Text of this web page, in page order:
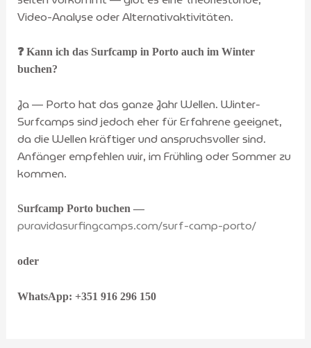
Video-Analyse oder Alternativaktivitäten.
❓ Kann ich das Surfcamp in Porto auch im Winter
buchen?
Ja — Porto hat das ganze Jahr Wellen. Winter-
Surfcamps sind jedoch eher für Erfahrene geeignet,
da die Wellen kräftiger und anspruchsvoller sind.
Anfänger empfehlen wir, im Frühling oder Sommer zu
kommen.
Surfcamp Porto buchen —
puravidasurfingcamps.com/surf-camp-porto/
oder
WhatsApp: +351 916 296 150